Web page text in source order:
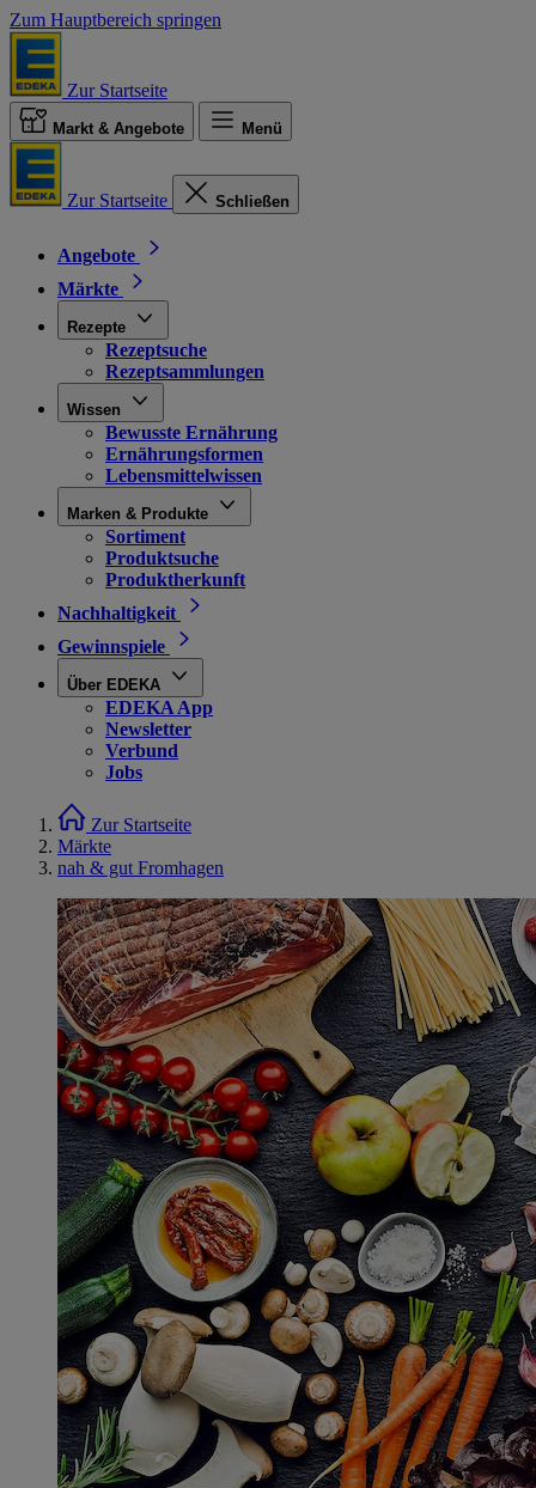
Zum Hauptbereich springen
Zur Startseite
Markt & Angebote Menü
Zur Startseite Schließen
Angebote
Märkte
Rezepte
Rezeptsuche
Rezeptsammlungen
Wissen
Bewusste Ernährung
Ernährungsformen
Lebensmittelwissen
Marken & Produkte
Sortiment
Produktsuche
Produktherkunft
Nachhaltigkeit
Gewinnspiele
Über EDEKA
EDEKA App
Newsletter
Verbund
Jobs
Zur Startseite
Märkte
nah & gut Fromhagen